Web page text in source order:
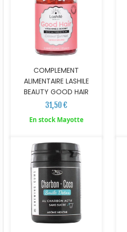
COMPLEMENT
ALIMENTAIRE LASHILE
BEAUTY GOOD HAIR
31,50 €
En stock Mayotte